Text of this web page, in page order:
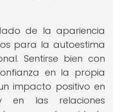
de la apariencia
para la autoestima
Sentirse bien con
en la propia
impacto positivo en
las relaciones